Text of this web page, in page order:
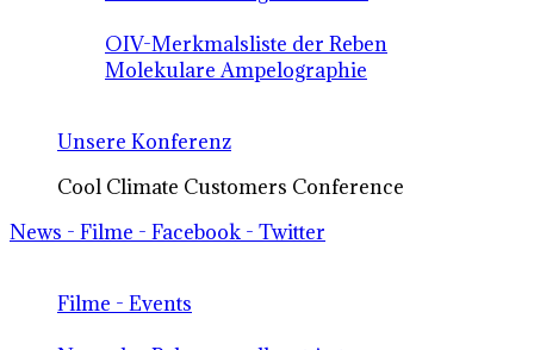
OIV-Merkmalsliste der Reben
Molekulare Ampelographie
Unsere Konferenz
Cool Climate Customers Conference
News - Filme - Facebook - Twitter
Filme - Events